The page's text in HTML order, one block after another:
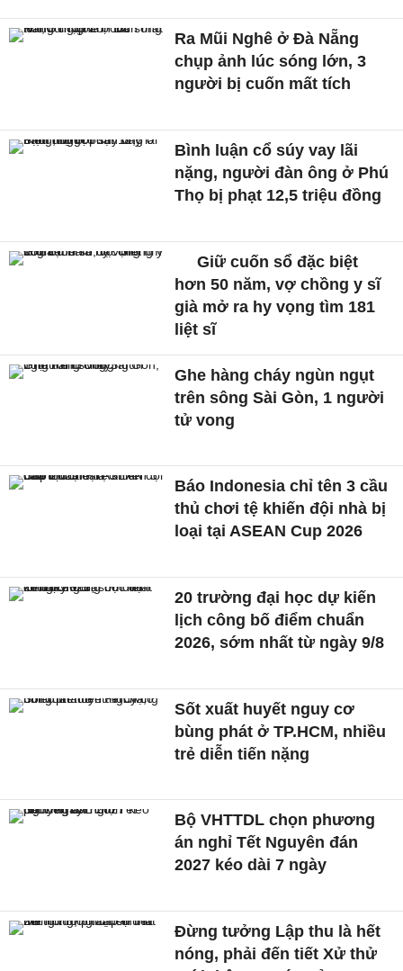
Ra Mũi Nghê ở Đà Nẵng
chụp ảnh lúc sóng lớn, 3
người bị cuốn mất tích
Bình luận cổ súy vay lãi
nặng, người đàn ông ở Phú
Thọ bị phạt 12,5 triệu đồng
Giữ cuốn sổ đặc biệt
hơn 50 năm, vợ chồng y sĩ
già mở ra hy vọng tìm 181
liệt sĩ
Ghe hàng cháy ngùn ngụt
trên sông Sài Gòn, 1 người
tử vong
Báo Indonesia chỉ tên 3 cầu
thủ chơi tệ khiến đội nhà bị
loại tại ASEAN Cup 2026
20 trường đại học dự kiến
lịch công bố điểm chuẩn
2026, sớm nhất từ ngày 9/8
Sốt xuất huyết nguy cơ
bùng phát ở TP.HCM, nhiều
trẻ diễn tiến nặng
Bộ VHTTDL chọn phương
án nghỉ Tết Nguyên đán
2027 kéo dài 7 ngày
Đừng tưởng Lập thu là hết
nóng, phải đến tiết Xử thử